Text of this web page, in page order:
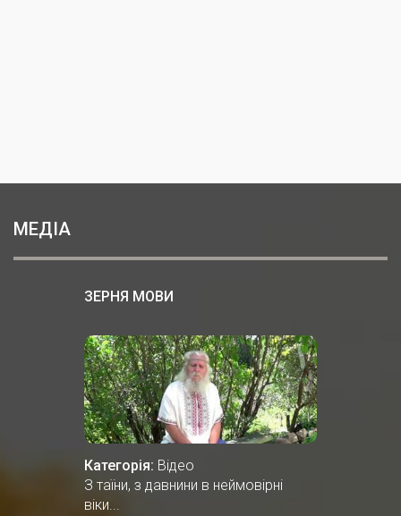
МЕДІА
ЗЕРНЯ МОВИ
Категорія: Відео
З таїни, з давнини в неймовірні
віки...